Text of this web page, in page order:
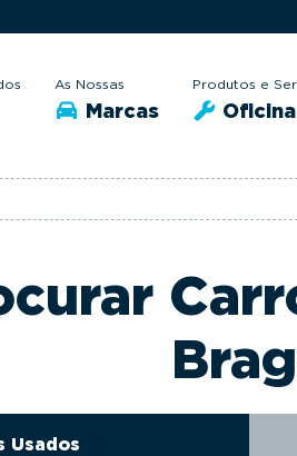
As Nossas
Marcas
Produtos e
Oficina
Usados